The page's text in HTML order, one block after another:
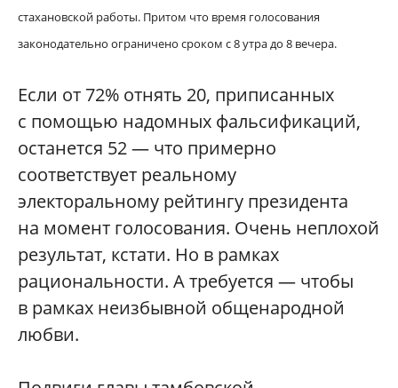
стахановской работы. Притом что время голосования
законодательно ограничено сроком с 8 утра до 8 вечера.
Если от 72% отнять 20, приписанных
с помощью надомных фальсификаций,
останется 52 — что примерно
соответствует реальному
электоральному рейтингу президента
на момент голосования. Очень неплохой
результат, кстати. Но в рамках
рациональности. А требуется — чтобы
в рамках неизбывной общенародной
любви.